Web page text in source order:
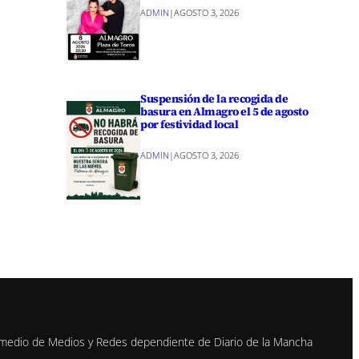
ADMIN |AGOSTO 3, 2026
Suspensión de la recogida de
basura en Almagro el 5 de agosto
por festividad local
ADMIN |AGOSTO 3, 2026
de Medios y Redes dependiente de Diario de la Mancha